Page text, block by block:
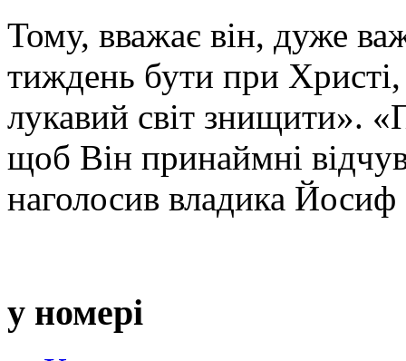
Тому, вважає він, дуже
тиждень бути при
лукавий світ знищити».
щоб Він принаймні
наголосив владика
у номері